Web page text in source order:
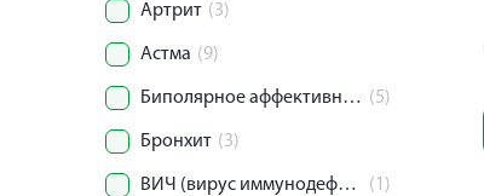
Артрит (3)
Астма (9)
Биполярное аффективное расстройство (5)
Бронхит (3)
ВИЧ (вирус иммунодефицита человека) (1)